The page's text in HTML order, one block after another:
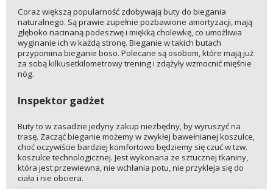
Coraz większą popularność zdobywają buty do biegania
naturalnego. Są prawie zupełnie pozbawione amortyzacji, mają
głęboko nacinaną podeszwę i miękką cholewkę, co umożliwia
wyginanie ich w każdą stronę. Bieganie w takich butach
przypomina bieganie boso. Polecane są osobom, które mają już
za sobą kilkusetkilometrowy trening i zdążyły wzmocnić mięśnie
nóg.
Inspektor gadżet
Buty to w zasadzie jedyny zakup niezbędny, by wyruszyć na
trasę. Zacząć bieganie możemy w zwykłej bawełnianej koszulce,
choć oczywiście bardziej komfortowo będziemy się czuć w tzw.
koszulce technologicznej. Jest wykonana ze sztucznej tkaniny,
która jest przewiewna, nie wchłania potu, nie przykleja się do
ciała i nie obciera.